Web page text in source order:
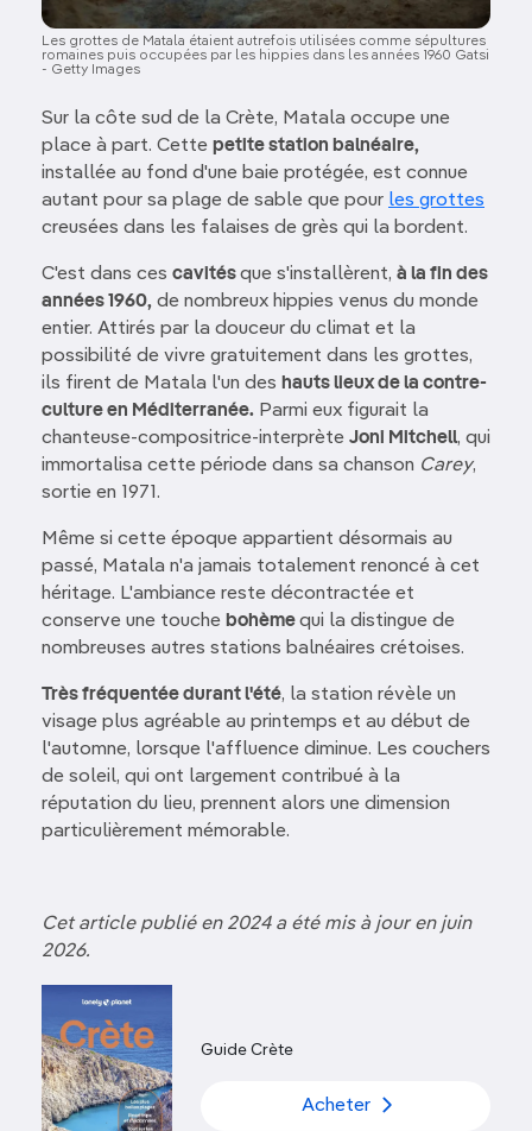
Les grottes de Matala étaient autrefois utilisées comme sépultures
romaines puis occupées par les hippies dans les années 1960 Gatsi
- Getty Images
Sur la côte sud de la Crète, Matala occupe une
place à part. Cette petite station balnéaire,
installée au fond d'une baie protégée, est connue
autant pour sa plage de sable que pour les grottes
creusées dans les falaises de grès qui la bordent.
C'est dans ces cavitésque s'installèrent, à la fin des
années 1960, de nombreux hippies venus du monde
entier. Attirés par la douceur du climat et la
possibilité de vivre gratuitement dans les grottes,
ils firent de Matala l'un des hauts lieux de la contre-
culture en Méditerranée. Parmi eux figurait la
chanteuse-compositrice-interprète Joni Mitchell, qui
immortalisa cette période dans sa chanson Carey,
sortie en 1971.
Même si cette époque appartient désormais au
passé, Matala n'a jamais totalement renoncé à cet
héritage. L'ambiance reste décontractée et
conserve une touche bohèmequi la distingue de
nombreuses autres stations balnéaires crétoises.
Très fréquentée durant l'été, la station révèle un
visage plus agréable au printemps et au début de
l'automne, lorsque l'affluence diminue. Les couchers
de soleil, qui ont largement contribué à la
réputation du lieu, prennent alors une dimension
particulièrement mémorable.
Cet article publié en 2024 a été mis à jour en juin
2026.
Guide Crète
Acheter